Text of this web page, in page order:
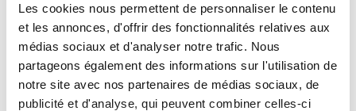
Les cookies nous permettent de personnaliser le contenu
et les annonces, d'offrir des fonctionnalités relatives aux
médias sociaux et d'analyser notre trafic. Nous
partageons également des informations sur l'utilisation de
notre site avec nos partenaires de médias sociaux, de
publicité et d'analyse, qui peuvent combiner celles-ci